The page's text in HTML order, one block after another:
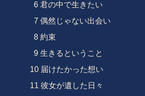
6 君の中で生きたい
7 偶然じゃない出会い
8 約束
9 生きるということ
10 届けたかった想い
11 彼女が遺した日々